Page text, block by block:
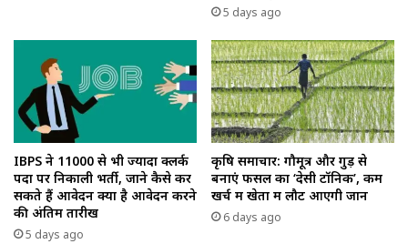
5 days ago
IBPS ने 11000 से भी ज्यादा क्लर्क
पदों पर निकाली भर्ती, जाने कैसे कर
सकते हैं आवेदन क्या है आवेदन करने
की अंतिम तारीख
5 days ago
कृषि समाचार: गौमूत्र और गुड़ से
बनाएं फसल का ‘देसी टॉनिक’, कम
खर्च में खेतों में लौट आएगी जान
6 days ago